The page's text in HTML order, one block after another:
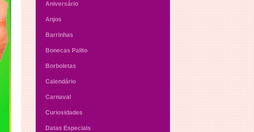
Aniversário
Anjos
Barrinhas
Bonecas Palito
Borboletas
Calendário
Carnaval
Curiosidades
Datas Especiais